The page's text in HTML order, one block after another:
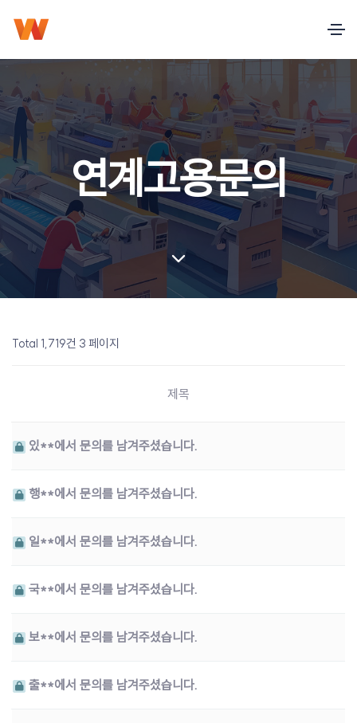
연계고용문의
Total 1,719건 3 페이지
제목
있**에서 문의를 남겨주셨습니다.
행**에서 문의를 남겨주셨습니다.
일**에서 문의를 남겨주셨습니다.
국**에서 문의를 남겨주셨습니다.
보**에서 문의를 남겨주셨습니다.
출**에서 문의를 남겨주셨습니다.